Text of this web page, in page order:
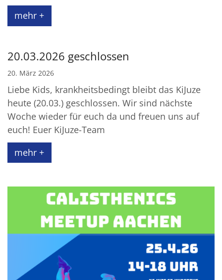
mehr +
20.03.2026 geschlossen
20. März 2026
Liebe Kids, krankheitsbedingt bleibt das KiJuze
heute (20.03.) geschlossen. Wir sind nächste
Woche wieder für euch da und freuen uns auf
euch! Euer KiJuze-Team
mehr +